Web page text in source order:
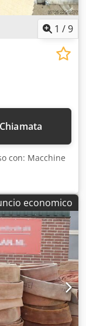
1 /9
Chiamata
con: Macchine
economico